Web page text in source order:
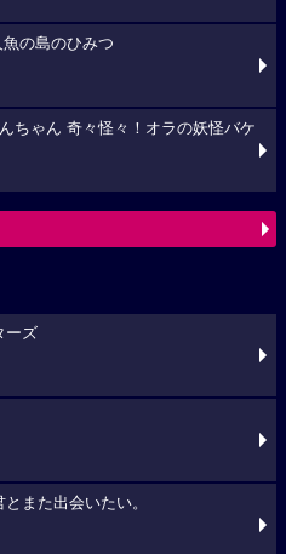
の島のひみつ
ちゃん 奇々怪々！オラの妖怪バケ
ーズ
また出会いたい。